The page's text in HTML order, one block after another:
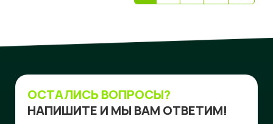
ОСТАЛИСЬ ВОПРОСЫ?
НАПИШИТЕ И МЫ ВАМ ОТВЕТИМ!